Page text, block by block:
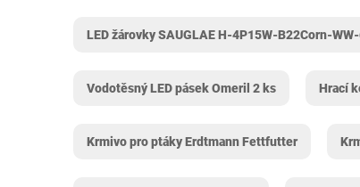
LED žárovky SAUGLAE H-4P15W-B22Corn-
Vodotěsný LED pásek Omeril 2 ks Hrací
Krmivo pro ptáky Erdtmann Fettfutter